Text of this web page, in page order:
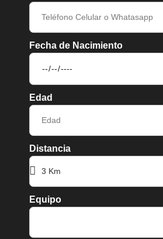
Fecha de Nacimiento
Edad
Distancia
Equipo